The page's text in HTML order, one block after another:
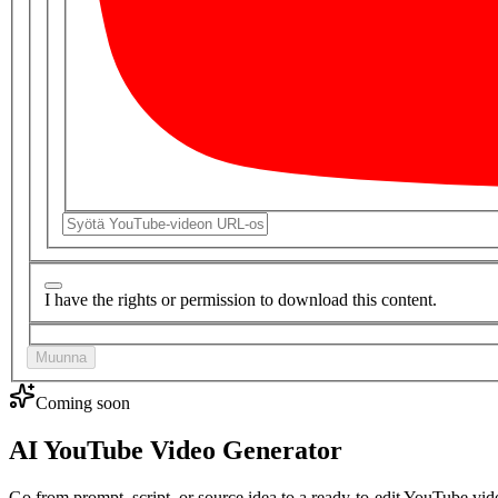
I have the rights or permission to download this content.
Muunna
Coming soon
AI YouTube Video Generator